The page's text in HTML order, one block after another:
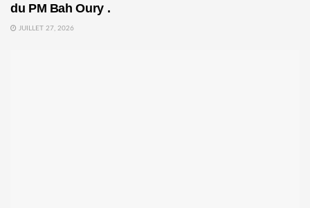
du PM Bah Oury .
JUILLET 27, 2026